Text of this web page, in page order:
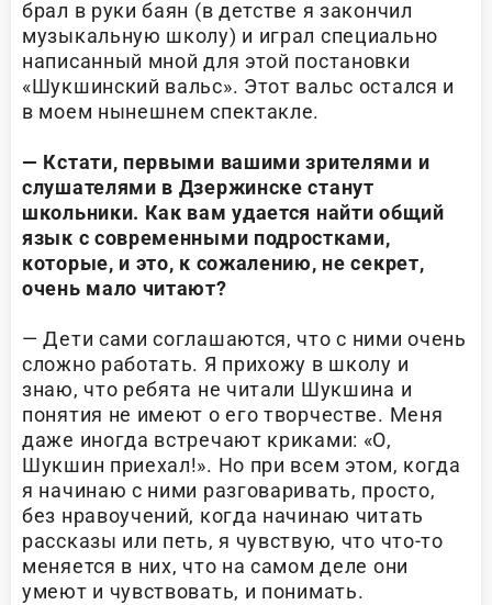
брал в руки баян (в детстве я закончил
музыкальную школу) и играл специально
написанный мной для этой постановки
«Шукшинский вальс». Этот вальс остался и
в моем нынешнем спектакле.
— Кстати, первыми вашими зрителями и
слушателями в Дзержинске станут
школьники. Как вам удается найти общий
язык с современными подростками,
которые, и это, к сожалению, не секрет,
очень мало читают?
— Дети сами соглашаются, что с ними очень
сложно работать. Я прихожу в школу и
знаю, что ребята не читали Шукшина и
понятия не имеют о его творчестве. Меня
даже иногда встречают криками: «О,
Шукшин приехал!». Но при всем этом, когда
я начинаю с ними разговаривать, просто,
без нравоучений, когда начинаю читать
рассказы или петь, я чувствую, что что-то
меняется в них, что на самом деле они
умеют и чувствовать, и понимать.